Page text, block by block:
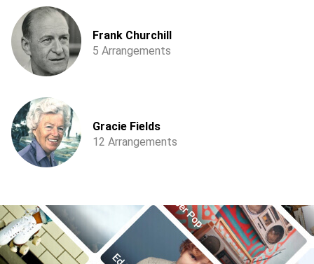
Frank Churchill
5 Arrangements
Gracie Fields
12 Arrangements